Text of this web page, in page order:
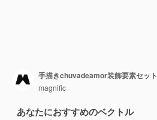
手描きchuvadeamor装飾要素セット
magnific
あなたにおすすめのベクトル